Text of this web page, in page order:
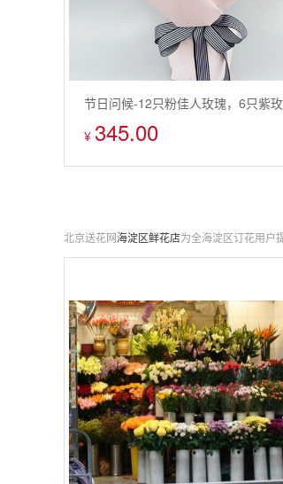
节日问候-12只粉佳人玫瑰，6只紫玫
1枝浅蓝色绣球，2枝乒乓球菊
¥ 345.00
北京送花网海淀区鲜花店为全海淀区订花用户